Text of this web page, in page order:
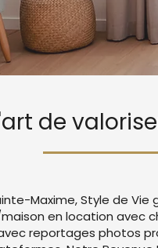
de
Maxime, Style de
en location avec
reportages photos